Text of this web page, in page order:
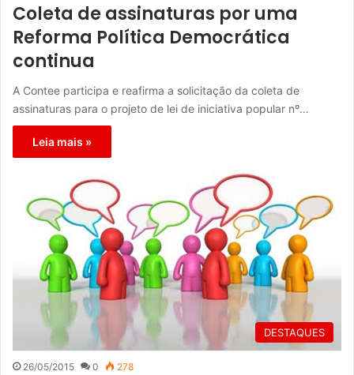
Coleta de assinaturas por uma
Reforma Política Democrática
continua
A Contee participa e reafirma a solicitação da coleta de
assinaturas para o projeto de lei de iniciativa popular nº…
Leia mais »
DESTAQUES
26/05/2015 0 278